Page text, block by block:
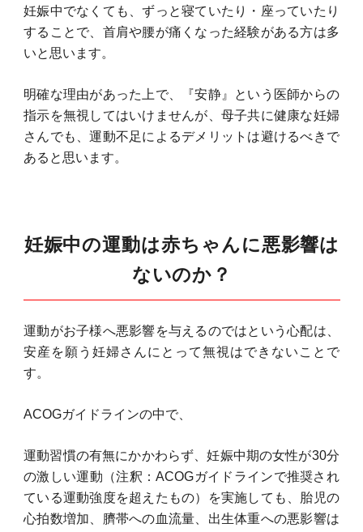
妊娠中でなくても、ずっと寝ていたり・座っていたり
することで、首肩や腰が痛くなった経験がある方は多
いと思います。
明確な理由があった上で、『安静』という医師からの
指示を無視してはいけませんが、母子共に健康な妊婦
さんでも、運動不足によるデメリットは避けるべきで
あると思います。
妊娠中の運動は赤ちゃんに悪影響は
ないのか？
運動がお子様へ悪影響を与えるのではという心配は、
安産を願う妊婦さんにとって無視はできないことで
す。
ACOGガイドラインの中で、
運動習慣の有無にかかわらず、妊娠中期の女性が30分
の激しい運動（注釈：ACOGガイドラインで推奨され
ている運動強度を超えたもの）を実施しても、胎児の
心拍数増加、臍帯への血流量、出生体重への悪影響は